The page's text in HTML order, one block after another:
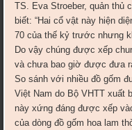
TS. Eva Stroeber, quản thủ
biết: “Hai cổ vật này hiện
70 của thế kỷ trước nhưng
Do vậy chúng được xếp
và chưa bao giờ được đưa
So sánh với nhiều đồ gốm
Việt Nam do Bộ VHTT xuất
này xứng đáng được xếp
của dòng đồ gốm hoa lam